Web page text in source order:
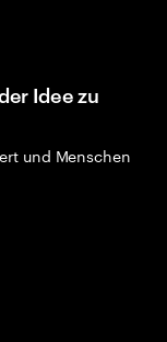
Idee zu
und Menschen